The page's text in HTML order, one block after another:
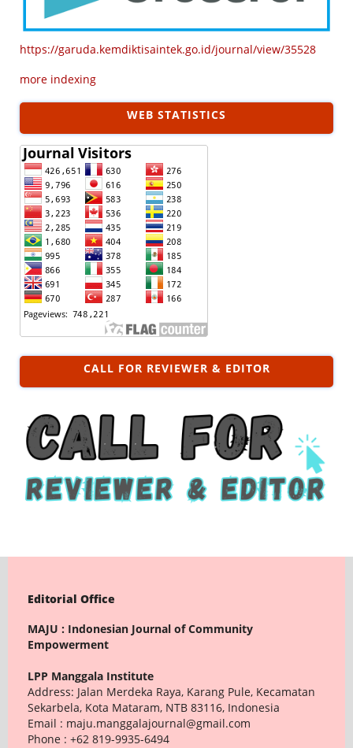
https://garuda.kemdiktisaintek.go.id/journal/view/35528
more indexing
WEB STATISTICS
CALL FOR REVIEWER & EDITOR
Editorial Office
MAJU : Indonesian Journal of Community
Empowerment
LPP Manggala Institute
Address: Jalan Merdeka Raya, Karang Pule, Kecamatan
Sekarbela, Kota Mataram, NTB 83116, Indonesia
Email : maju.manggalajournal@gmail.com
Phone : +62 819-9935-6494